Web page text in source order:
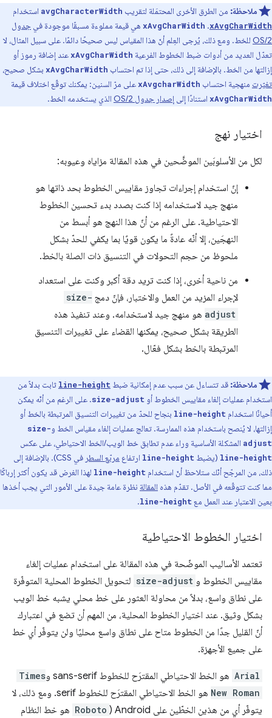
ملاحظة: من الطرق الأخرى المحتمَلة لتقريب avgCharacterWidth استخدام
xAvgCharWidth
.
xAvgCharWidth هي قيمة مملوءة مسبقًا موجودة في جدول
OS/2 للخط. ومع ذلك، يُرجى العِلم أنّ هذا المقياس ليس صحيحًا دائمًا. على سبيل المثال، لا
تعدّل العديد من أدوات ضبط الخطوط الفرعية xAvgCharWidth عند إضافة رموز أو
إزالتها من الخط. بالإضافة إلى ذلك، حتى إذا تم احتساب xAvgCharWidth بشكل صحيح،
تغيّرت منهجية احتساب xAvgcharWidth على مرّ السنين: يمكنك توقّع اختلاف قيمة
xAvgCharWidth استنادًا إلى إصدار جدول OS/2 الذي يستخدمه الخط.
اختيار نهج
لكل من الأسلوبَين الموضَّحين في هذه المقالة مزاياه وعيوبه:
إنّ استخدام إجراءات تجاوز مقاييس الخطوط بحد ذاتها هو
منهج جيد لاستخدامه إذا كنت بصدد بدء تحسين الخطوط
الاحتياطية. على الرغم من أنّ هذا النهج هو أبسط من
النهجَين، إلا أنّه عادةً ما يكون قويًا بما يكفي للحدّ بشكل
ملحوظ من حجم التحولات في التنسيق ذات الصلة بالخط.
من ناحية أخرى، إذا كنت تريد دقة أكبر وكنت على استعداد
لإجراء المزيد من العمل والاختبار، فإنّ دمج size-
adjust هو منهج جيد لاستخدامه. وعند تنفيذ هذه
الطريقة بشكل صحيح، يمكنها القضاء على تغييرات التنسيق
المرتبطة بالخط بشكل فعّال.
ملاحظة: قد تتساءل عن سبب عدم إمكانية ضبط line-height ثابت بدلاً من
استخدام عمليات إلغاء مقاييس الخطوط أو size-adjust. على الرغم من أنّه يمكن
أحيانًا استخدام line-height بنجاح للحدّ من تغييرات التنسيق المرتبطة بالخط أو
إزالتها، لا يُنصح باستخدام هذه الممارسة. تعالج عمليات إلغاء مقياس الخط وsize-
adjust المشكلة الأساسية وراء عدم تطابق خط الويب/الخط الاحتياطي، على عكس
line-height (يضبط line-height ارتفاع مربّع السطر
في CSS). بالإضافة إلى
ذلك، من المرجّح أنّك ستلاحظ أنّ استخدام line-height لهذا الغرض قد يكون أكثر إرباكًا
مما كنت تتوقّعه في الأصل. تقدّم هذه المقالة نظرة عامة جيدة على الأمور التي يجب أخذها
بعين الاعتبار عند العمل مع line-height
.
اختيار الخطوط الاحتياطية
تعتمد الأساليب الموضّحة في هذه المقالة على استخدام عمليات إلغاء
مقاييس الخطوط و size-adjust لتحويل الخطوط المحلية المتوفّرة
على نطاق واسع، بدلاً من محاولة العثور على خط محلي يشبه خط الويب
بشكل وثيق. عند اختيار الخطوط المحلية، من المهم أن تضع في اعتبارك
أنّ القليل جدًا من الخطوط متاح على نطاق واسع محليًا ولن يتوفّر أي خط
على جميع الأجهزة.
Arial هو الخط الاحتياطي المقترَح للخطوط sans-serif و
Times
New Roman
هو الخط الاحتياطي المقترَح للخطوط serif. ومع ذلك، لا
يتوفّر أي من هذين الخطّين على Android (
Roboto هو خط النظام